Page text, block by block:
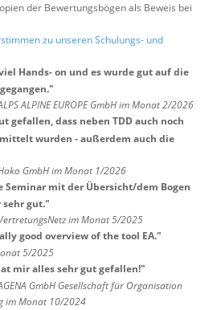
der Bewertungsbögen als Beweis bei
zu unseren Schulungs- und
Hands- on und es wurde gut auf die
"
ALPINE EUROPE GmbH im Monat 2/2026
gefallen, dass neben TDD auch noch
wurden - außerdem auch die
GmbH im Monat 1/2026
Seminar mit der Übersicht/dem Bogen
gut."
im Monat 5/2025
good overview of the tool EA."
5/2025
mir alles sehr gut gefallen!"
GmbH Gesellschaft für Organisation
im Monat 10/2024